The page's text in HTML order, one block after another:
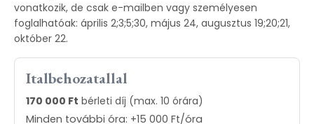
vonatkozik, de csak e-mailben vagy személyesen
foglalhatóak: április 2;3;5;30, május 24, augusztus 19;20;21,
október 22.
Italbehozatallal
170 000 Ft bérleti díj (max. 10 órára)
Minden további óra: +15 000 Ft/óra